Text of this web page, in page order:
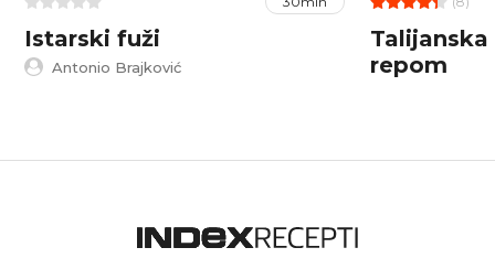
Istarski fuži
Antonio Brajković
repom